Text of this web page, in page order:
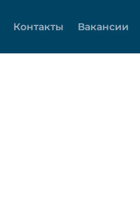
Контакты Вакансии